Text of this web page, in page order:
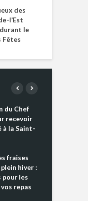
des
l’Est
le
Fêtes
du Chef
recevoir
à la Saint-
fraises
hiver :
les
repas